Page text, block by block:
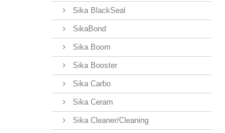
Sika BlackSeal
SikaBond
Sika Boom
Sika Booster
Sika Carbo
Sika Ceram
Sika Cleaner/Cleaning